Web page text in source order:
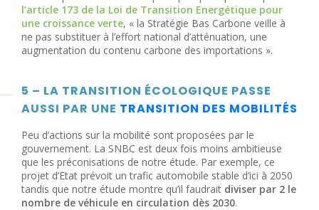
l’article 173 de la Loi de Transition Energétique pour
une croissance verte, « la Stratégie Bas Carbone veille à
ne pas substituer à l’effort national d’atténuation, une
augmentation du contenu carbone des importations ».
5 – LA TRANSITION ÉCOLOGIQUE PASSE
AUSSI PAR UNE TRANSITION DES MOBILITÉS
Peu d’actions sur la mobilité sont proposées par le
gouvernement. La SNBC est deux fois moins ambitieuse
que les préconisations de notre étude. Par exemple, ce
projet d’Etat prévoit un trafic automobile stable d’ici à 2050
tandis que notre étude montre qu’il faudrait diviser par 2 le
nombre de véhicule en circulation dès 2030.